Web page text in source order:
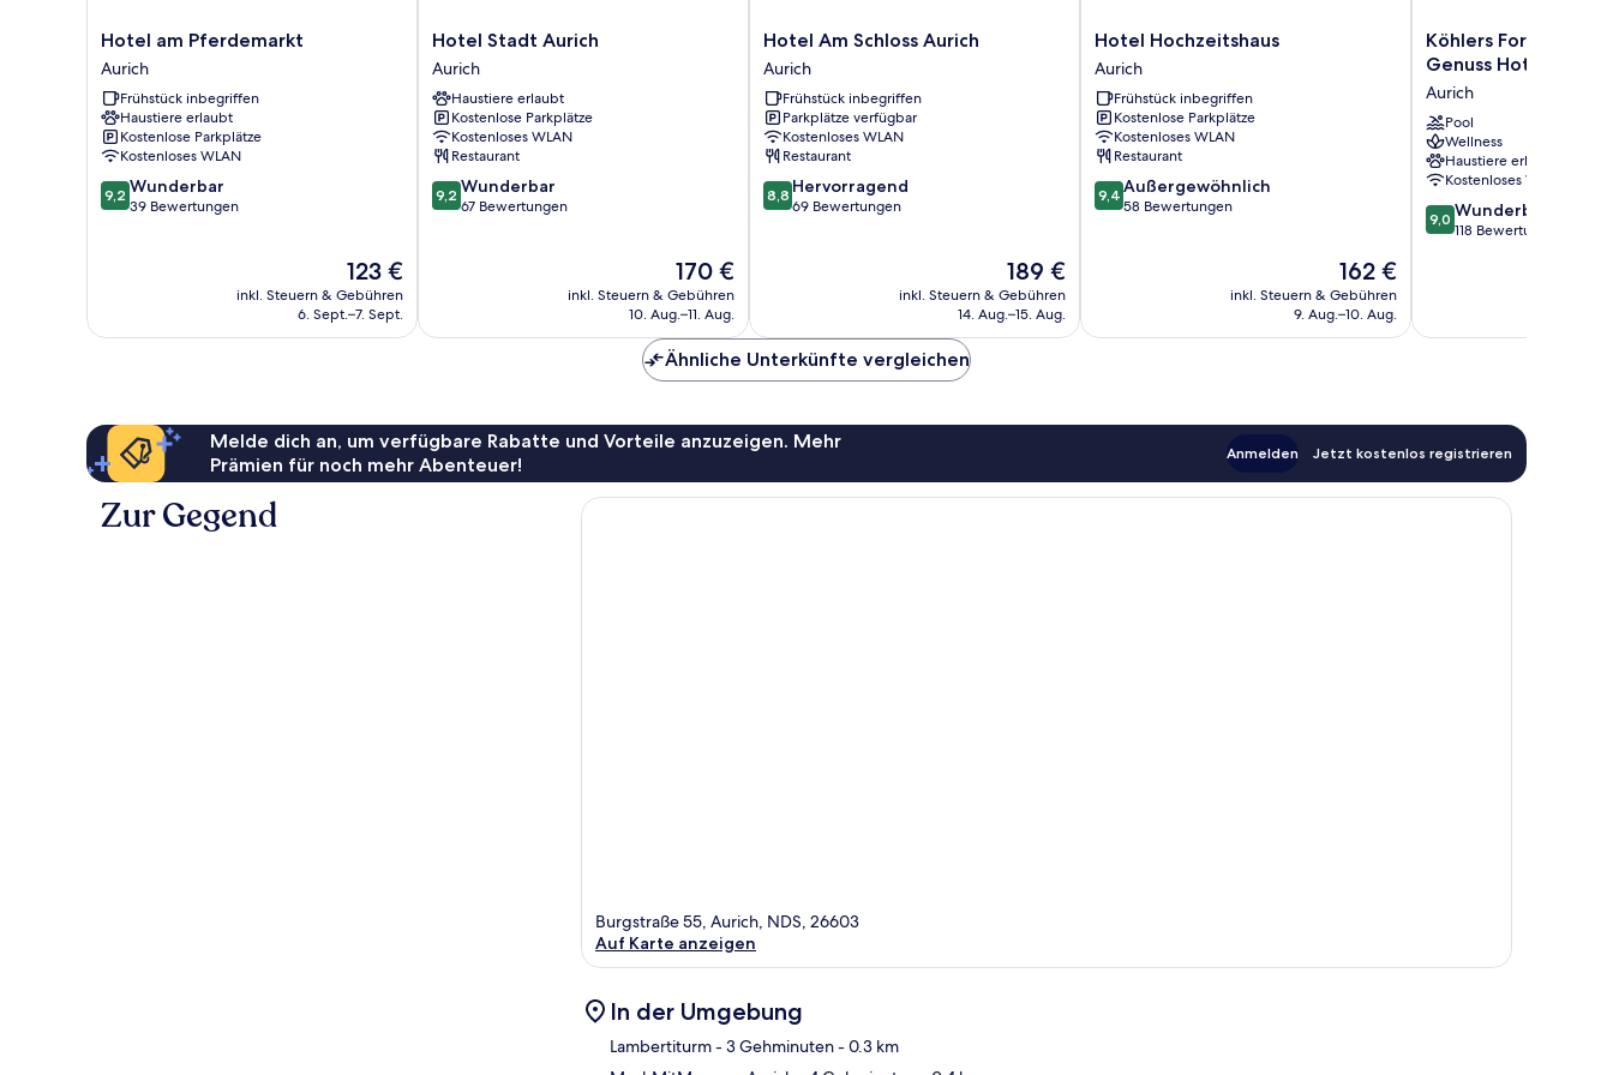
Hotel
am
Pferdemarkt
Aurich
Hotel am Pferdemarkt
Aurich
Frühstück inbegriffen
Haustiere erlaubt
Kostenlose Parkplätze
Kostenloses WLAN
9.2
von
9,2 Wunderbar
39 Bewertungen
Der
Preis
beträgt
123 €
inkl. Steuern & Gebühren
6. Sept.–7. Sept.
Hotel
Stadt
Aurich
Aurich
Hotel Stadt Aurich
Aurich
Haustiere erlaubt
Kostenlose Parkplätze
Kostenloses WLAN
Restaurant
9.2
von
9,2 Wunderbar
67 Bewertungen
Der
Preis
beträgt
170 €
inkl. Steuern & Gebühren
10. Aug.–11. Aug.
Hotel
Am
Schloss
Aurich
Aurich
Hotel Am Schloss Aurich
Aurich
Frühstück inbegriffen
Parkplätze verfügbar
Kostenloses WLAN
Restaurant
8.8
von
8,8 Hervorragend
69 Bewertungen
Der
Preis
beträgt
189 €
inkl. Steuern & Gebühren
14. Aug.–15. Aug.
Hotel
Hochzeitshaus
Aurich
Hotel Hochzeitshaus
Aurich
Frühstück inbegriffen
Kostenlose Parkplätze
Kostenloses WLAN
Restaurant
9.4
von
9,4 Außergewöhnlich
58 Bewertungen
Der
Preis
beträgt
162 €
inkl. Steuern & Gebühren
9. Aug.–10. Aug.
Köhlers
Forsthaus
&
Genuss
Hotel
Aurich
Köhlers Forsthaus
Genuss Hotel
Aurich
Pool
Wellness
Haustiere erlaubt
Kostenloses WLAN
9.0
von
9,0 Wunderbar
118 Bewertungen
Ähnliche Unterkünfte vergleichen
Melde dich an, um verfügbare Rabatte und Vorteile anzuzeigen. Mehr
Prämien für noch mehr Abenteuer!
Anmelden Jetzt kostenlos registrieren
Zur Gegend
Burgstraße 55, Aurich, NDS, 26603
Auf Karte anzeigen
In der Umgebung
Lambertiturm- 3 Gehminuten- 0.3 km